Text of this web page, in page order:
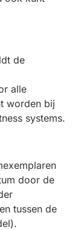
de
alle
worden bij
systems.
door de
tussen de